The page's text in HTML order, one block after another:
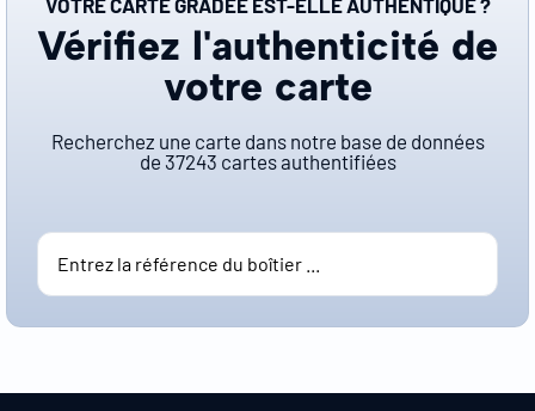
VOTRE CARTE GRADÉE EST-ELLE AUTHENTIQUE ?
Vérifiez l'authenticité de
votre carte
Recherchez une carte dans notre base de données
de 37243 cartes authentifiées